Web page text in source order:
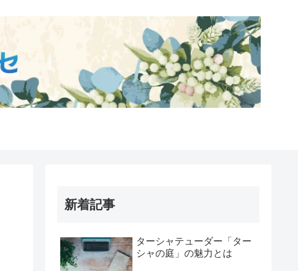
新着記事
ターシャテューダー「ター
シャの庭」の魅力とは